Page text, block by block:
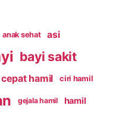
anak sehat
asi
bayi sakit
hamil ciri hamil
gejala hamil hamil